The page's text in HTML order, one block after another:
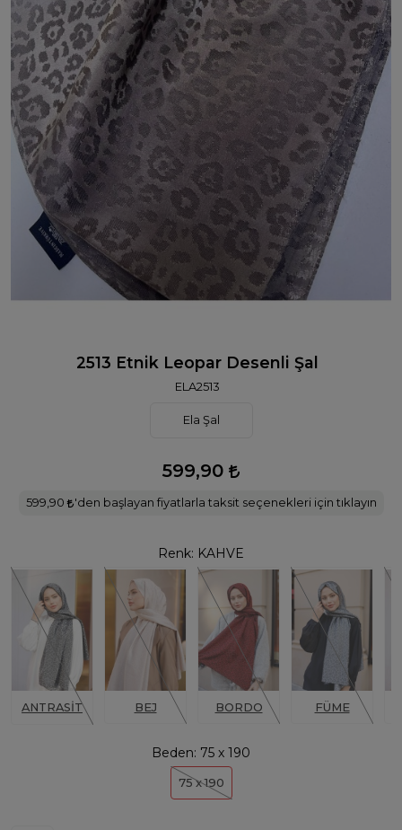
2513 Etnik Leopar Desenli Şal
ELA2513
Ela Şal
599,90
599,90 'den başlayan fiyatlarla taksit seçenekleri için tıklayın
Renk: KAHVE
ANTRASİT BEJ BORDO FÜME
Beden: 75 x 190
75 x 190